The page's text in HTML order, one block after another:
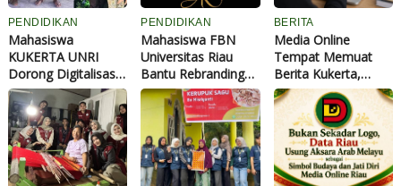
PENDIDIKAN
Mahasiswa
KUKERTA UNRI
Dorong Digitalisasi
Delapan UMKM
Desa Buluh Rampai,
Perkuat Promosi
Lewat Google Maps
hingga WhatsApp
Business
PENDIDIKAN
Mahasiswa FBN
Universitas Riau
Bantu Rebranding
UMKM Angel
Kebaya, Perkuat
Identitas Usaha
hingga Hadir di
Google Maps
BERITA
Media Online
Tempat Memuat
Berita Kukerta,
Ribuan Artikel
Mahasiswa Tayang
di Data Riau